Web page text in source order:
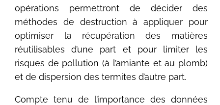
opérations permettront de décider des
méthodes de destruction à appliquer pour
optimiser la récupération des matières
réutilisables d’une part et pour limiter les
risques de pollution (à l’amiante et au plomb)
et de dispersion des termites d’autre part.
Compte tenu de l’importance des données